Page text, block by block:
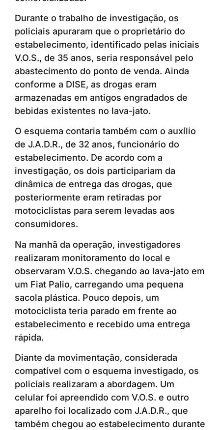
Durante o trabalho de investigação, os
policiais apuraram que o proprietário do
estabelecimento, identificado pelas iniciais
V.O.S., de 35 anos, seria responsável pelo
abastecimento do ponto de venda. Ainda
conforme a DISE, as drogas eram
armazenadas em antigos engradados de
bebidas existentes no lava-jato.
O esquema contaria também com o auxílio
de J.A.D.R., de 32 anos, funcionário do
estabelecimento. De acordo com a
investigação, os dois participariam da
dinâmica de entrega das drogas, que
posteriormente eram retiradas por
motociclistas para serem levadas aos
consumidores.
Na manhã da operação, investigadores
realizaram monitoramento do local e
observaram V.O.S. chegando ao lava-jato em
um Fiat Palio, carregando uma pequena
sacola plástica. Pouco depois, um
motociclista teria parado em frente ao
estabelecimento e recebido uma entrega
rápida.
Diante da movimentação, considerada
compatível com o esquema investigado, os
policiais realizaram a abordagem. Um
celular foi apreendido com V.O.S. e outro
aparelho foi localizado com J.A.D.R., que
também chegou ao estabelecimento durante